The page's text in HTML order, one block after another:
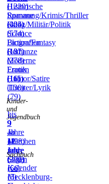
(1220)
Historische
Romane
(405)
Spannung/Krimis/Thriller
(324)
Krieg/Militär/Politik
(574)
Science
Fiction/Fantasy
(137)
Biografien
(181)
Romanze
(278)
Moderne
Frauen
(115)
Erotik
(16)
Humor/Satire
(130)
Theater/Lyrik
(79)
Kinder-
und
Jugendbuch
bis
9
Jahre
(198)
9
–
11
Jahre
(272)
ab
12
Jahre
(306)
Märchen
und
Sagen
(66)
Sachbuch
Kalender
(5)
Mecklenburg-